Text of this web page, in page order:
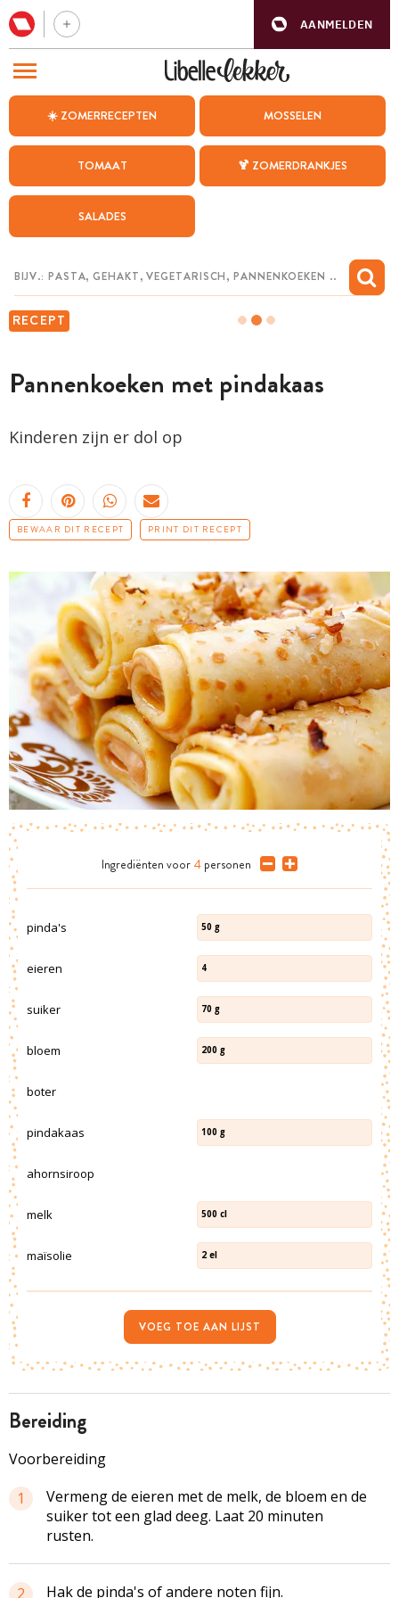
AANMELDEN
☀️ ZOMERRECEPTEN MOSSELEN
TOMAAT 🍹 ZOMERDRANKJES
SALADES
RECEPT
Pannenkoeken met pindakaas
Kinderen zijn er dol op
BEWAAR DIT RECEPT PRINT DIT RECEPT
bereiding
Voorbereiding
1
Vermeng de eieren met de melk, de bloem en de
suiker tot een glad deeg. Laat 20 minuten
rusten.
2 Hak de pinda's of andere noten fijn.
Ingrediënten voor 4 personen
pinda's 50 g
eieren 4
suiker 70 g
bloem 200 g
boter
pindakaas 100 g
ahornsiroop
melk 500 cl
maïsolie 2 el
VOEG TOE AAN LIJST
BEZOEK ONZE ANDERE WEBSITES
WEEKMENU
CHAT MET MAIA
MIJN BEWAARDE RECEPTEN